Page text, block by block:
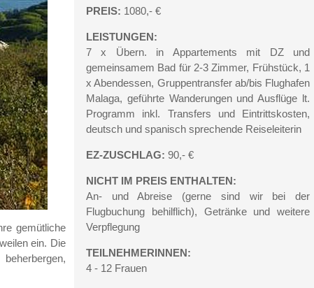
gemütliche
ein. Die
PREIS: 1080,- €
LEISTUNGEN:
7 x Übern. in Appartements mit DZ und
gemeinsamem Bad für 2-3 Zimmer, Frühstück, 1
x Abendessen, Gruppentransfer ab/bis Flughafen
Malaga, geführte Wanderungen und Ausflüge lt.
Programm inkl. Transfers und Eintrittskosten,
deutsch und spanisch sprechende Reiseleiterin
EZ-ZUSCHLAG: 90,- €
NICHT IM PREIS ENTHALTEN:
An- und Abreise (gerne sind wir bei der
Flugbuchung behilflich), Getränke und weitere
Verpflegung
TEILNEHMERINNEN:
4 - 12 Frauen